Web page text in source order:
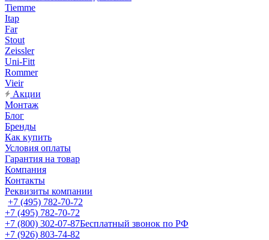
Tiemme
Itap
Far
Stout
Zeissler
Uni-Fitt
Rommer
Vieir
Акции
Монтаж
Блог
Бренды
Как купить
Условия оплаты
Гарантия на товар
Компания
Контакты
Реквизиты компании
+7 (495) 782-70-72
+7 (495) 782-70-72
+7 (800) 302-07-87Бесплатный звонок по РФ
+7 (926) 803-74-82